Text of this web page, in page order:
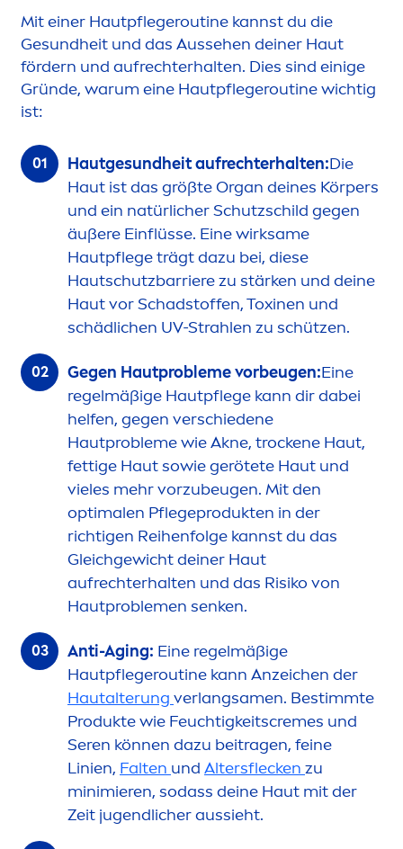
Mit einer Hautpflegeroutine kannst du die
Gesundheit und das Aussehen deiner Haut
fördern und aufrechterhalten. Dies sind einige
Gründe, warum eine Hautpflegeroutine wichtig
ist:
Hautgesundheit aufrechterhalten:Die
Haut ist das größte Organ deines Körpers
und ein natürlicher Schutzschild gegen
äußere Einflüsse. Eine wirksame
Hautpflege trägt dazu bei, diese
Hautschutzbarriere zu stärken und deine
Haut vor Schadstoffen, Toxinen und
schädlichen UV-Strahlen zu schützen.
Gegen Hautprobleme vorbeugen:Eine
regelmäßige Hautpflege kann dir dabei
helfen, gegen verschiedene
Hautprobleme wie Akne, trockene Haut,
fettige Haut sowie gerötete Haut und
vieles mehr vorzubeugen. Mit den
optimalen Pflegeprodukten in der
richtigen Reihenfolge kannst du das
Gleichgewicht deiner Haut
aufrechterhalten und das Risiko von
Hautproblemen senken.
Anti-Aging: Eine regelmäßige
Hautpflegeroutine kann Anzeichen der
Hautalterung verlangsamen. Bestimmte
Produkte wie Feuchtigkeitscremes und
Seren können dazu beitragen, feine
Linien, Falten und Altersflecken zu
minimieren, sodass deine Haut mit der
Zeit jugendlicher aussieht.